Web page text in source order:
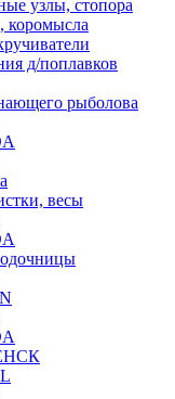
узлы, стопора
коромысла
д/поплавков
рыболова
весы